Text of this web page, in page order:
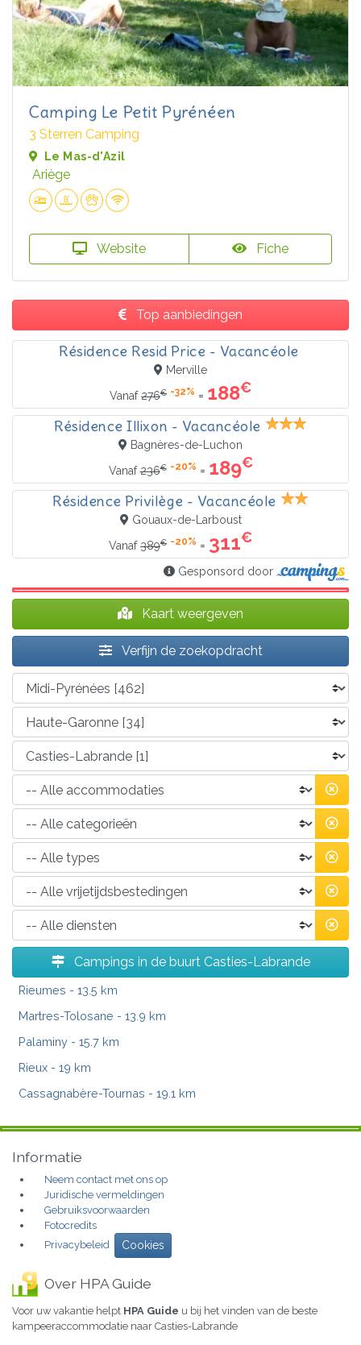
Camping Le Petit Pyrénéen
3 Sterren Camping
Le Mas-d'Azil
Ariège
Website Fiche
Top aanbiedingen
Résidence Resid Price - Vacancéole
Merville
Vanaf276€ -32% = 188€
Résidence Illixon - Vacancéole
Bagnères-de-Luchon
Vanaf236€ -20% = 189€
Résidence Privilège - Vacancéole
Gouaux-de-Larboust
Vanaf389€ -20% = 311€
Gesponsord door
Kaart weergeven
Verfijn de zoekopdracht
Campings in de buurt Casties-Labrande
Rieumes - 13.5 km
Martres-Tolosane - 13.9 km
Palaminy - 15.7 km
Rieux - 19 km
Cassagnabère-Tournas - 19.1 km
Informatie
Neem contact met ons op
Juridische vermeldingen
Gebruiksvoorwaarden
Fotocredits
Privacybeleid
Cookies
Over HPA Guide
Voor uw vakantie helpt HPA Guide u bij het vinden van de beste
kampeeraccommodatie naar Casties-Labrande